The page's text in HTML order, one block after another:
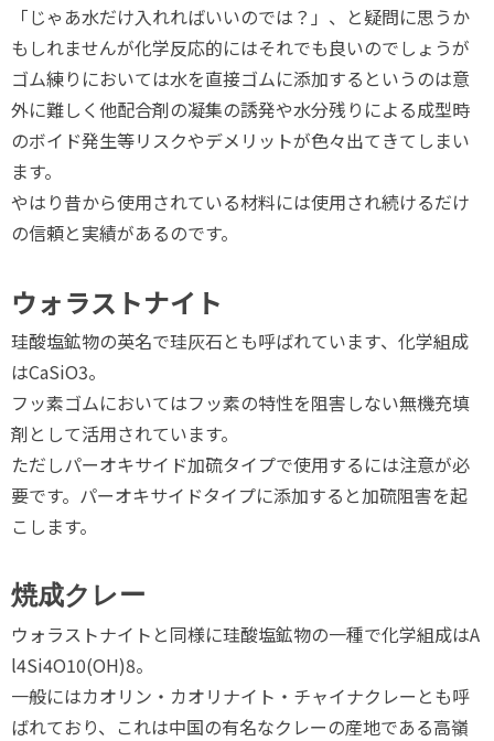
「じゃあ水だけ入れればいいのでは？」、と疑問に思うか
もしれませんが化学反応的にはそれでも良いのでしょうが
ゴム練りにおいては水を直接ゴムに添加するというのは意
外に難しく他配合剤の凝集の誘発や水分残りによる成型時
のボイド発生等リスクやデメリットが色々出てきてしまい
ます。
やはり昔から使用されている材料には使用され続けるだけ
の信頼と実績があるのです。
ウォラストナイト
珪酸塩鉱物の英名で珪灰石とも呼ばれています、化学組成
はCaSiO3。
フッ素ゴムにおいてはフッ素の特性を阻害しない無機充填
剤として活用されています。
ただしパーオキサイド加硫タイプで使用するには注意が必
要です。パーオキサイドタイプに添加すると加硫阻害を起
こします。
焼成クレー
ウォラストナイトと同様に珪酸塩鉱物の一種で化学組成はA
l4Si4O10(OH)8。
一般にはカオリン・カオリナイト・チャイナクレーとも呼
ばれており、これは中国の有名なクレーの産地である高嶺